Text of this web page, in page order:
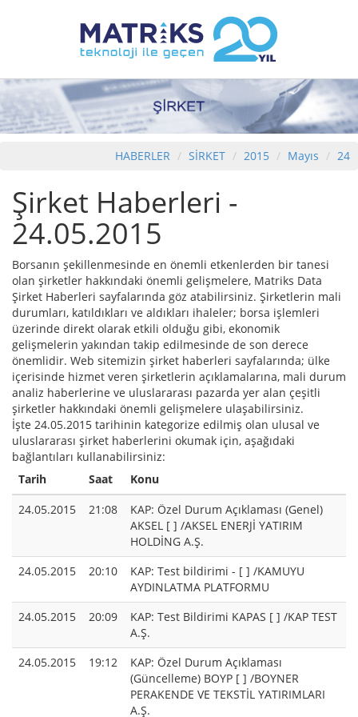
HABERLER SİRKET 2015 Mayıs 24
Şirket Haberleri -
24.05.2015
Borsanın şekillenmesinde en önemli etkenlerden bir tanesi
olan şirketler hakkındaki önemli gelişmelere, Matriks Data
Şirket Haberleri sayfalarında göz atabilirsiniz. Şirketlerin mali
durumları, katıldıkları ve aldıkları ihaleler; borsa işlemleri
üzerinde direkt olarak etkili olduğu gibi, ekonomik
gelişmelerin yakından takip edilmesinde de son derece
önemlidir. Web sitemizin şirket haberleri sayfalarında; ülke
içerisinde hizmet veren şirketlerin açıklamalarına, mali durum
analiz haberlerine ve uluslararası pazarda yer alan çeşitli
şirketler hakkındaki önemli gelişmelere ulaşabilirsiniz.
İşte 24.05.2015 tarihinin kategorize edilmiş olan ulusal ve
uluslararası şirket haberlerini okumak için, aşağıdaki
bağlantıları kullanabilirsiniz:
Tarih
Saat
Konu
24.05.2015
21:08
KAP: Özel Durum Açıklaması (Genel)
AKSEL [ ] /AKSEL ENERJİ YATIRIM
HOLDİNG A.Ş.
24.05.2015
20:10
KAP: Test bildirimi - [ ] /KAMUYU
AYDINLATMA PLATFORMU
24.05.2015
20:09
KAP: Test Bildirimi KAPAS [ ] /KAP TEST
A.Ş.
24.05.2015
19:12
KAP: Özel Durum Açıklaması
(Güncelleme) BOYP [ ] /BOYNER
PERAKENDE VE TEKSTİL YATIRIMLARI
A.Ş.